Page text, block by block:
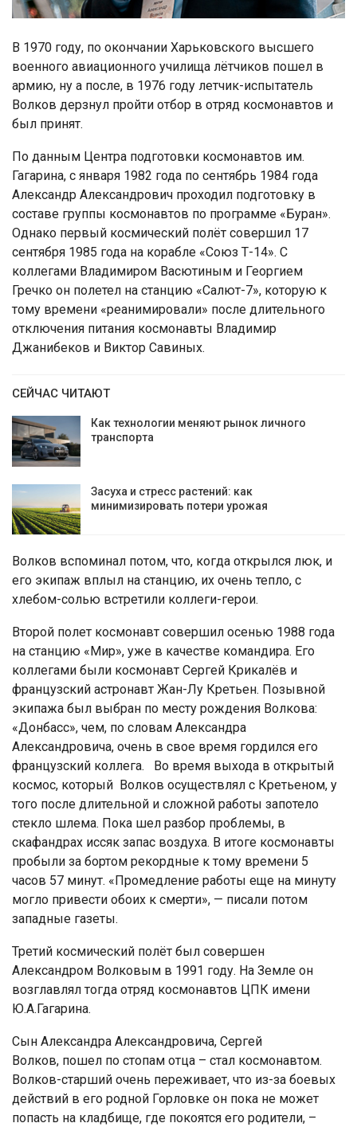
В 1970 году, по окончании Харьковского высшего
военного авиационного училища лётчиков пошел в
армию, ну а после, в 1976 году летчик-испытатель
Волков дерзнул пройти отбор в отряд космонавтов и
был принят.
По данным Центра подготовки космонавтов им.
Гагарина, с января 1982 года по сентябрь 1984 года
Александр Александрович проходил подготовку в
составе группы космонавтов по программе «Буран».
Однако первый космический полёт совершил 17
сентября 1985 года на корабле «Союз Т-14». С
коллегами Владимиром Васютиным и Георгием
Гречко он полетел на станцию «Салют-7», которую к
тому времени «реанимировали» после длительного
отключения питания космонавты Владимир
Джанибеков и Виктор Савиных.
СЕЙЧАС ЧИТАЮТ
Как технологии меняют рынок личного
транспорта
Засуха и стресс растений: как
минимизировать потери урожая
Волков вспоминал потом, что, когда открылся люк, и
его экипаж вплыл на станцию, их очень тепло, с
хлебом-солью встретили коллеги-герои.
Второй полет космонавт совершил осенью 1988 года
на станцию «Мир», уже в качестве командира. Его
коллегами были космонавт Сергей Крикалёв и
французский астронавт Жан-Лу Кретьен. Позывной
экипажа был выбран по месту рождения Волкова:
«Донбасс», чем, по словам Александра
Александровича, очень в свое время гордился его
французский коллега. Во время выхода в открытый
космос, который Волков осуществлял с Кретьеном, у
того после длительной и сложной работы запотело
стекло шлема. Пока шел разбор проблемы, в
скафандрах иссяк запас воздуха. В итоге космонавты
пробыли за бортом рекордные к тому времени 5
часов 57 минут. «Промедление работы еще на минуту
могло привести обоих к смерти», — писали потом
западные газеты.
Третий космический полёт был совершен
Александром Волковым в 1991 году. На Земле он
возглавлял тогда отряд космонавтов ЦПК имени
Ю.А.Гагарина.
Сын Александра Александровича, Сергей
Волков, пошел по стопам отца – стал космонавтом.
Волков-старший очень переживает, что из-за боевых
действий в его родной Горловке он пока не может
попасть на кладбище, где покоятся его родители, –